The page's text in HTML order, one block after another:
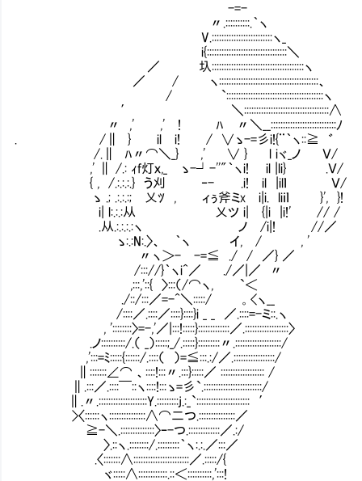
-=-
〃.::::::::::.｀ヽ
V.:::::::::::::::::::::::::ヽ_
i{:::::::::::::::::::::::::::::::::＼
／ 圦::::::::::::::::::::::::::::::::::::::ヽ
／ / ヽ:::::::::::::::::::::::::::::::::::::::::、
/ `::::::::::::::::::::::::::::::::::::::::ヽ
′ ＼:::::::::::::::::::::::::::::::::::∧
〃 ,' ,' ! ﾊ 〃＼__:::::::::::::::::::::::::::ﾉ
. /∥ } il i! / ∨ゝ-=彡i!{¨｀ヽ::≧ ゛
/.∥ ﾊ〃⌒＼_} ,' ∨ } l iヾ_ノ Ｖ/ 呑気に感
,' ∥ /.: ｨf灯ｘ,_ ゝ-┘-''"｀ヽi! il |li} .Ｖ/
{ , /.:.:.:.} う刈 ‐- .i! il |ilｌ Ｖ/ 姉上と
ゝ .; .:.:.:; 乂ﾂ , ィぅ斧ミx i|i. liｉｌ }', }!
i| l:.:.:从 乂ツ i| {|i |i!' // / さっさと転
.从.:.:.:.:ヽ ノ /i|! //／
ゝ:.:N:.〉、 ｀ヽ イ, / , ' そして、早い
〃ヽ＞- -=≦ ./ / ／} ／
/::://}｀ヽi^／ ./／|／ 〃 別の
,:::,'::{ 〉:::（/⌒ヽ, `＜
./::/:::／=-^＼:::::/ 。<ヽ__ ネトラ
/::::／.::::／::::}::::}i _ _ ／.::::=-ミ::.ヽ
, '::::::::〉=-,'／|:::!:::::}:::::::::::::／.::::::::::::::::::〉 い
.ノ::::::::::/.（ _）:::::;_/.:::::}:::::::::〃.:::::::::::::::::::/
,':::=ﾐ:::::{::::::/.::::（ ）=≦:::.:/／.:::::::::::::::::/
∥:::::::∠⌒ 、::::!:::〃.:::}:::::／ :::::::::::::::::: /
∥.:::／.::::￣::ヽ::::!:::ゝ=彡`.::::::::::::::::::::::::/
∥.〃.::::::::::::::::::::Y.:::::::::j.:_`:::::::::::::::::::::: ′
>〈::::::ヽ:::::::::::::::∧⌒二つ.:::::::::::::::／
≧-＼.::::::::::::::〉ｰ-つ.:::::::::::::／.:/
〉.::ヽ.::::::::/.:::::::::｀ヽ:.:.／:::／
.〈:::::::∧:::::::::::::::::::::::／.:::::/{
ヾ:::::∧::::::::::::.::＜::::::::::,':::!